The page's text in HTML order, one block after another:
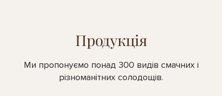
Продукція
Ми пропонуємо понад 300 видів смачних і
різноманітних солодощів.